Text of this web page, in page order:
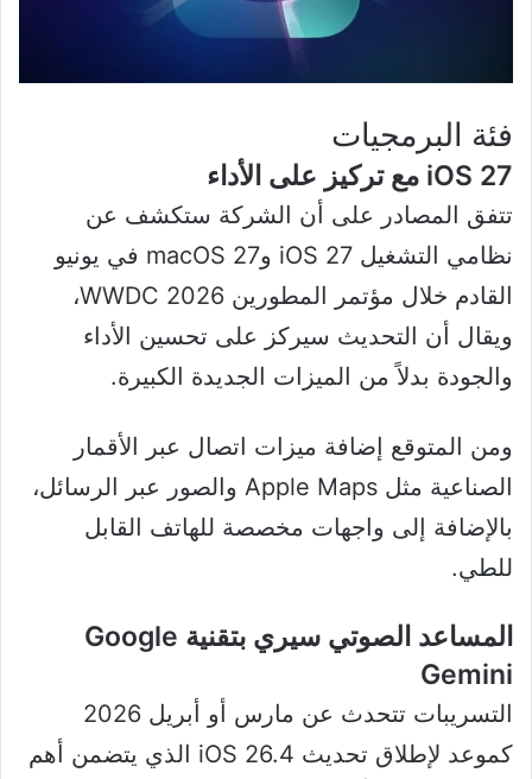
فئة البرمجيات
iOS 27 مع تركيز على الأداء
تتفق المصادر على أن الشركة ستكشف عن
نظامي التشغيل iOS 27 وmacOS 27 في يونيو
القادم خلال مؤتمر المطورين 2026 WWDC،
ويقال أن التحديث سيركز على تحسين الأداء
والجودة بدلاً من الميزات الجديدة الكبيرة.
ومن المتوقع إضافة ميزات اتصال عبر الأقمار
الصناعية مثل Apple Maps والصور عبر الرسائل،
بالإضافة إلى واجهات مخصصة للهاتف القابل
للطي.
المساعد الصوتي سيري بتقنية Google
Gemini
التسريبات تتحدث عن مارس أو أبريل 2026
كموعد لإطلاق تحديث iOS 26.4 الذي يتضمن أهم